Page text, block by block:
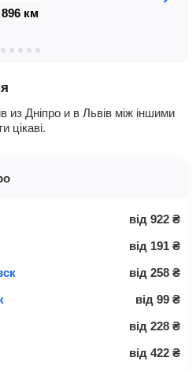
896 км
из Дніпро и в Львів між іншими
цікаві.
від 922 ₴
від 191 ₴
від 258 ₴
від 99 ₴
від 228 ₴
від 422 ₴